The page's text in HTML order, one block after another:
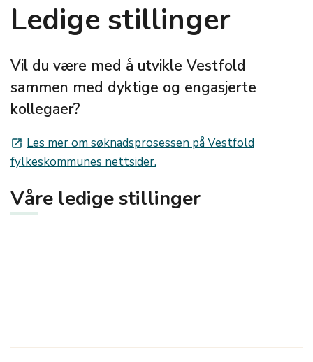
Ledige stillinger
Vil du være med å utvikle Vestfold
sammen med dyktige og engasjerte
kollegaer?
launch Les mer om søknadsprosessen på Vestfold
fylkeskommunes nettsider.
Våre ledige stillinger